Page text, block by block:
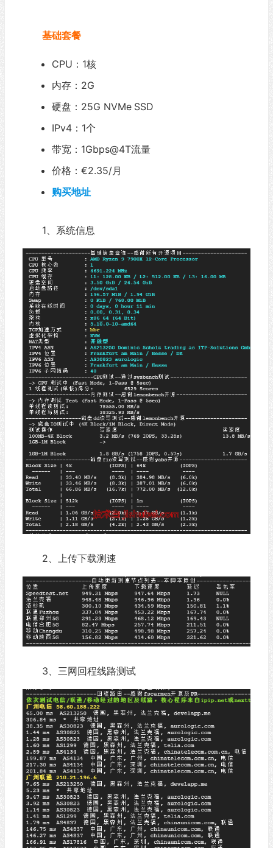
基础套餐
CPU：1核
内存：2G
硬盘：25G NVMe SSD
IPv4：1个
带宽：1Gbps@4T流量
价格：€2.35/月
购买地址
1、系统信息
2、上传下载测速
3、三网回程线路测试